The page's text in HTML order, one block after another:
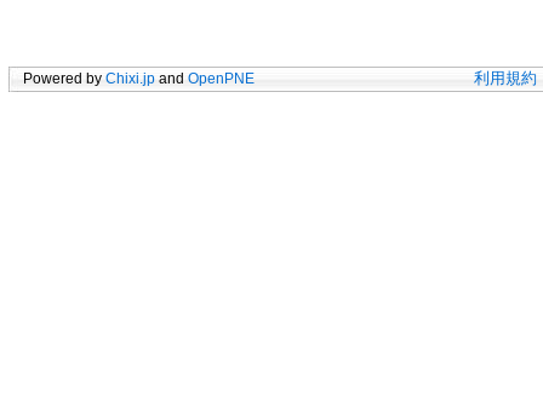
Powered by Chixi.jp and OpenPNE 利用規約